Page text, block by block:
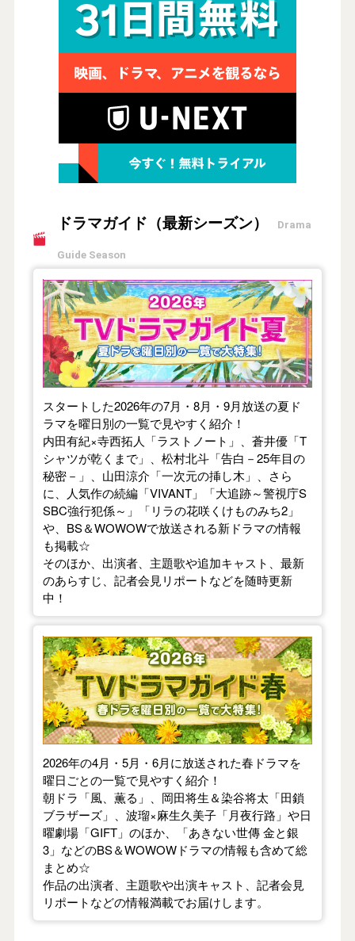
ドラマガイド（最新シーズン） Drama
Guide Season
【2026年夏】TVドラマガイド
スタートした2026年の7月・8月・9月放送の夏ド
ラマを曜日別の一覧で見やすく紹介！
内田有紀×寺西拓人「ラストノート」、蒼井優「T
シャツが乾くまで」、松村北斗「告白－25年目の
秘密－」、山田涼介「一次元の挿し木」、さら
に、人気作の続編「VIVANT」「大追跡～警視庁S
SBC強行犯係～」「リラの花咲くけものみち2」
や、BS＆WOWOWで放送される新ドラマの情報
も掲載☆
そのほか、出演者、主題歌や追加キャスト、最新
のあらすじ、記者会見リポートなどを随時更新
中！
【2026年春】TVドラマガイド
2026年の4月・5月・6月に放送された春ドラマを
曜日ごとの一覧で見やすく紹介！
朝ドラ「風、薫る」、岡田将生＆染谷将太「田鎖
ブラザーズ」、波瑠×麻生久美子「月夜行路」や日
曜劇場「GIFT」のほか、「あきない世傳 金と銀
3」などのBS＆WOWOWドラマの情報も含めて総
まとめ☆
作品の出演者、主題歌や出演キャスト、記者会見
リポートなどの情報満載でお届けします。